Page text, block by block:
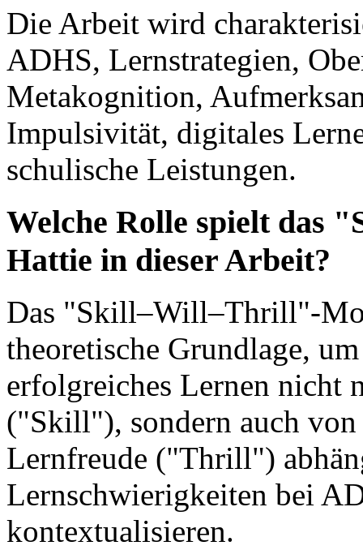
Die Arbeit wird
ADHS, Lernstrategien,
Metakognition,
Impulsivität, digitales
schulische Leistungen.
Welche Rolle spielt das
Hattie in dieser Arbeit?
Das "Skill–Will–Thrill"-
theoretische Grundlage,
erfolgreiches Lernen nicht
("Skill"), sondern auch
Lernfreude ("Thrill")
Lernschwierigkeiten bei
kontextualisieren.